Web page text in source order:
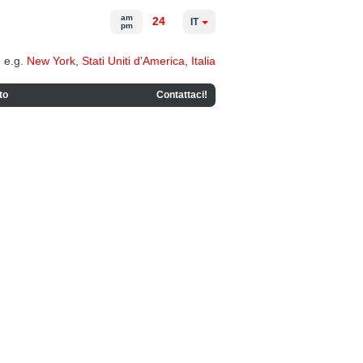
e.g. New York Stati Uniti d'America Italia
Contattaci!
am
pm
24 IT